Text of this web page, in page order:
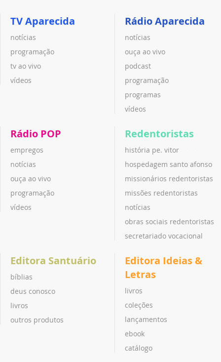
TV Aparecida
notícias
programação
tv ao vivo
vídeos
Rádio Aparecida
notícias
ouça ao vivo
podcast
programação
programas
vídeos
Rádio POP
empregos
notícias
ouça ao vivo
programação
vídeos
Redentoristas
história pe. vitor
hospedagem santo afonso
missionários redentoristas
missões redentoristas
notícias
obras sociais redentoristas
secretariado vocacional
Editora Santuário
bíblias
deus conosco
livros
outros produtos
Editora Ideias &
Letras
livros
coleções
lançamentos
ebook
catálogo